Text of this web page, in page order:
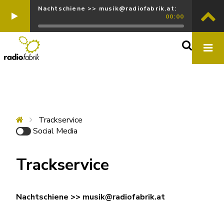
Nachtschiene >> musik@radiofabrik.at:
00:00
Trackservice
Social Media
Trackservice
Nachtschiene >> musik@radiofabrik.at